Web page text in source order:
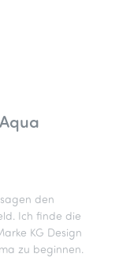
den
Ich finde die
KG Design
zu beginnen.